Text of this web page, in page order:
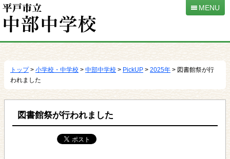
動
MENU
トップ> 小学校・中学校 > 中部中学校 > PickUP > 2025年 > 図書館祭が行
われました
図書館祭が行われました